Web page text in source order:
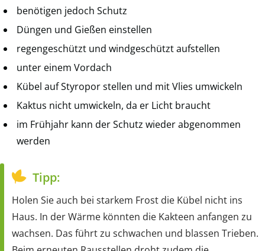
benötigen jedoch Schutz
Düngen und Gießen einstellen
regengeschützt und windgeschützt aufstellen
unter einem Vordach
Kübel auf Styropor stellen und mit Vlies umwickeln
Kaktus nicht umwickeln, da er Licht braucht
im Frühjahr kann der Schutz wieder abgenommen
werden
Tipp:
Holen Sie auch bei starkem Frost die Kübel nicht ins
Haus. In der Wärme könnten die Kakteen anfangen zu
wachsen. Das führt zu schwachen und blassen Trieben.